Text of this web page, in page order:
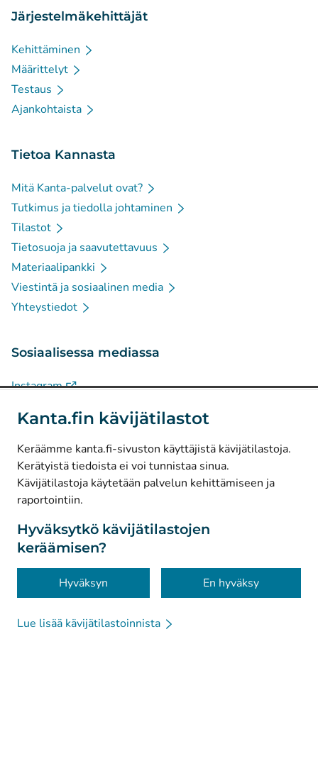
Kanta.fin kävijätilastot
Keräämme kanta.fi-sivuston käyttäjistä kävijätilastoja.
Kerätyistä tiedoista ei voi tunnistaa sinua.
Kävijätilastoja käytetään palvelun kehittämiseen ja
raportointiin.
Hyväksytkö kävijätilastojen
keräämisen?
Hyväksyn En hyväksy
Lue lisää kävijätilastoinnista
Järjestelmäkehittäjät
Kehittäminen
Määrittelyt
Testaus
Ajankohtaista
Tietoa Kannasta
Mitä Kanta-palvelut ovat?
Tutkimus ja tiedolla johtaminen
Tilastot
Tietosuoja ja saavutettavuus
Materiaalipankki
Viestintä ja sosiaalinen media
Yhteystiedot
Sosiaalisessa mediassa
Instagram(Avautuu uuteen välilehteen)
Facebook(Avautuu uuteen välilehteen)
© Kanta-Palvelut, Kansaneläkelaitos
Tietosuoja
Tietoa sivustosta
Saavutettavuus
Evästeet